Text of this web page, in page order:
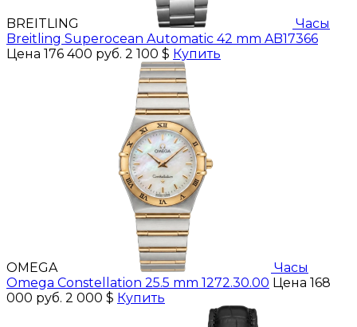
BREITLING
Часы
Breitling Superocean Automatic 42 mm AB17366
Цена 176 400 руб. 2 100 $ Купить
OMEGA
Часы
Omega Constellation 25.5 mm 1272.30.00 Цена 168
000 руб. 2 000 $ Купить